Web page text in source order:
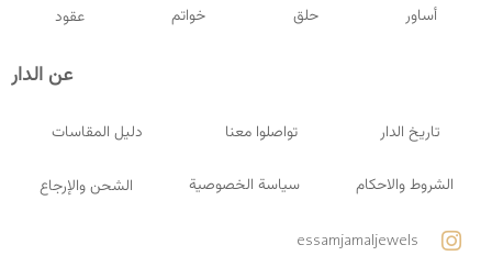
أساور حلق خواتم عقود
عن الدار
تاريخ الدار تواصلوا معنا دليل المقاسات
الشروط والاحكام سياسة الخصوصية الشحن والإرجاع
essamjamaljewels